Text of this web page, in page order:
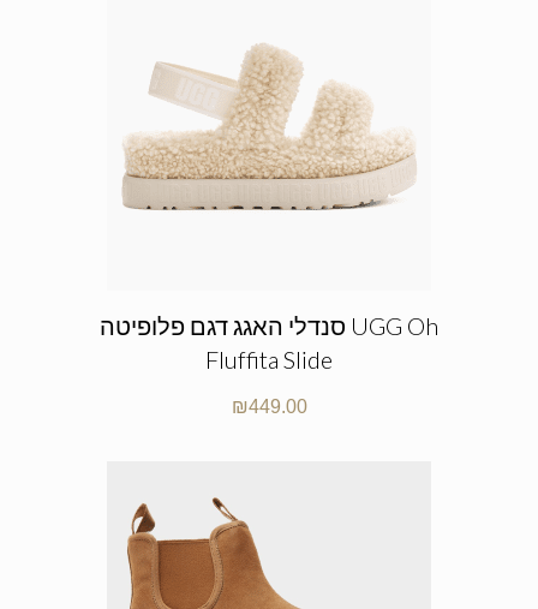
סנדלי האגג דגם פלופיטה UGG Oh
Fluffita Slide
₪449.00